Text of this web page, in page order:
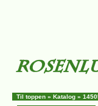
Til toppen » Katalog »